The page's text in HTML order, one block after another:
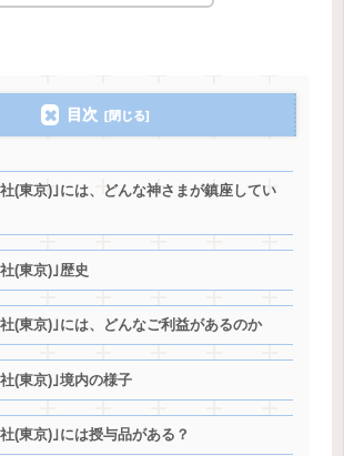
目次
(東京)｣には、どんな神さまが鎮座してい
(東京)｣歴史
(東京)｣には、どんなご利益があるのか
(東京)｣境内の様子
(東京)｣には授与品がある？